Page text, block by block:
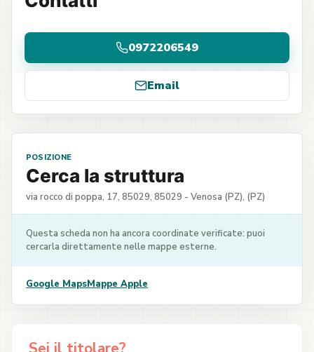
0972206549
Email
POSIZIONE
Cerca la struttura
via rocco di poppa, 17, 85029, 85029 - Venosa (PZ), (PZ)
Questa scheda non ha ancora coordinate verificate: puoi
cercarla direttamente nelle mappe esterne.
Google MapsMappe Apple